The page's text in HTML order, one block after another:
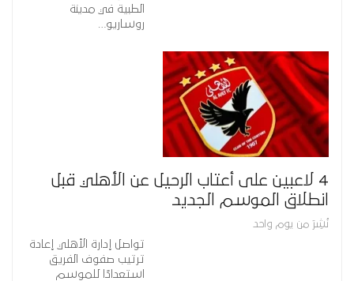
الطبية في مدينة
روساريو…
4 لاعبين على أعتاب الرحيل عن الأهلي قبل
انطلاق الموسم الجديد
نُشِرَ من يوم واحد
تواصل إدارة الأهلي إعادة
ترتيب صفوف الفريق
استعدادًا للموسم